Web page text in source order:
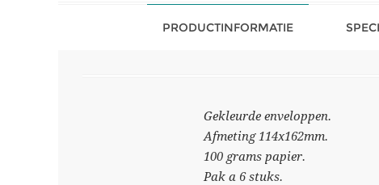
PRODUCTINFORMATIE
Gekleurde enveloppen.
Afmeting 114x162mm.
100 grams papier.
Pak a 6 stuks.